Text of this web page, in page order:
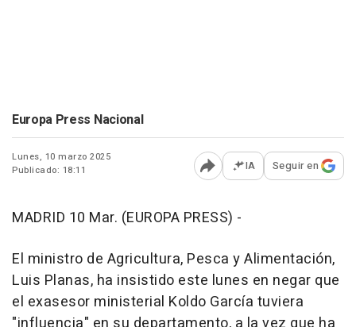
Europa Press Nacional
Lunes, 10 marzo 2025
Publicado: 18:11
Abrir opciones para
IA Seguir en
MADRID 10 Mar. (EUROPA PRESS) -
El ministro de Agricultura, Pesca y Alimentación,
Luis Planas, ha insistido este lunes en negar que
el exasesor ministerial Koldo García tuviera